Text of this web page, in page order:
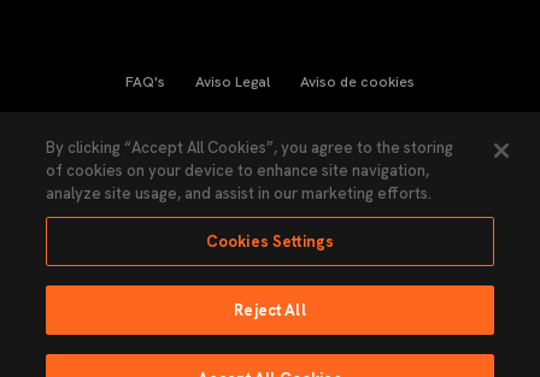
FAQ's Aviso Legal Aviso de cookies
Ley Transparencia Política de Privacidad
Accesibilidad
Ninguna parte de esta página puede ser reproducida sin el permiso del Valencia
By clicking “Accept All Cookies”, you agree to the storing
of cookies on your device to enhance site navigation,
analyze site usage, and assist in our marketing efforts.
Cookies Settings
Reject All